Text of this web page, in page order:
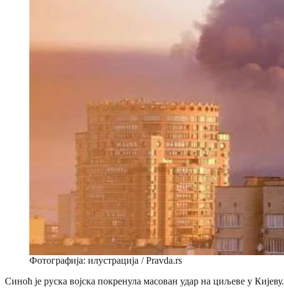
Фотографија: илустрација / Pravda.rs
Синоћ је руска војска покренула масован удар на циљеве у Кијеву.